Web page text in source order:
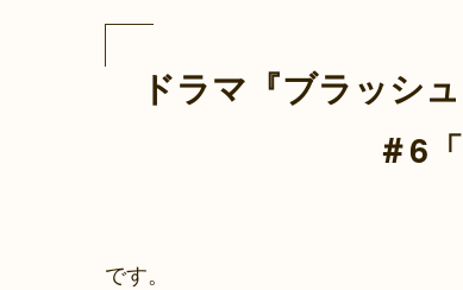
ドラマ『ブラッシ
＃6
です。